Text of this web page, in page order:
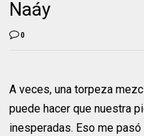
Naáy
0
A veces, una torpeza
puede hacer que nuestra
inesperadas. Eso me